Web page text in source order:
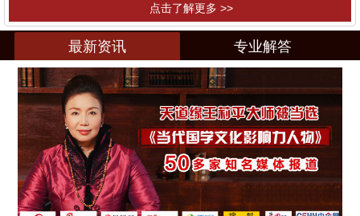
点击了解更多 >>
最新资讯 专业解答